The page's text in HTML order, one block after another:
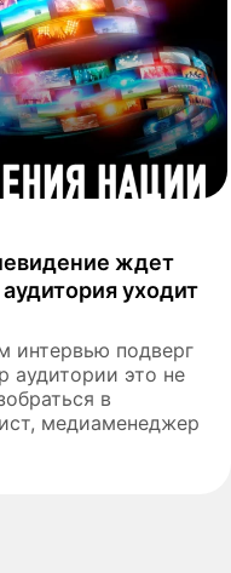
ждет
уходит
интервью подверг
аудитории это не
в
медиаменеджер